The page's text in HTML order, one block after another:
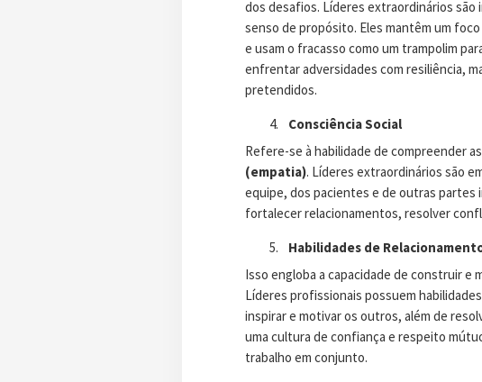
dos desafios. Líderes extraordinários são
senso de propósito. Eles mantêm um
e usam o fracasso como um trampolim
enfrentar adversidades com resiliência,
pretendidos.
Consciência Social
Refere-se à habilidade de compreender
(empatia). Líderes extraordinários são
equipe, dos pacientes e de outras partes
fortalecer relacionamentos, resolver
Habilidades de
Isso engloba a capacidade de construir e
Líderes profissionais possuem
inspirar e motivar os outros, além de
uma cultura de confiança e respeito
trabalho em conjunto.